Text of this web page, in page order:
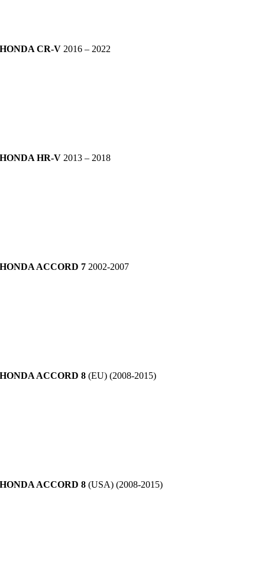
HONDA CR-V 2016 – 2022
HONDA HR-V 2013 – 2018
HONDA ACCORD 7 2002-2007
HONDA ACCORD 8 (EU) (2008-2015)
HONDA ACCORD 8 (USA) (2008-2015)